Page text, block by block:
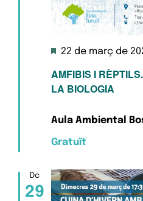
AMFIBIS I
LA BIOLOGIA
Destacats
22 de març de
Aula Ambiental
Gratuït
Dc
29